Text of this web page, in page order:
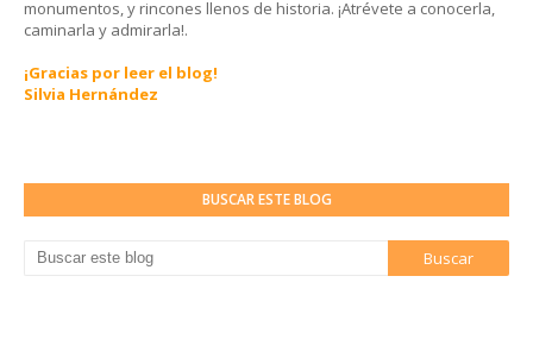
monumentos, y rincones llenos de historia. ¡Atrévete a conocerla,
caminarla y admirarla!.
¡Gracias por leer el blog!
Silvia Hernández
BUSCAR ESTE BLOG